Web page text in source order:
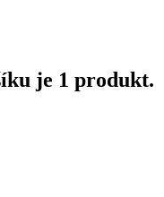
je 1 produkt.